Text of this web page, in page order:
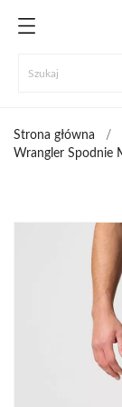
Strona główna
Wrangler Spodnie